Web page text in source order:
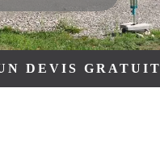
DEVIS GRATUIT